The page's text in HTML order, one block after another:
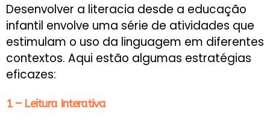
Desenvolver a literacia desde a educação
infantil envolve uma série de atividades que
estimulam o uso da linguagem em diferentes
contextos. Aqui estão algumas estratégias
eficazes:
1 – Leitura Interativa